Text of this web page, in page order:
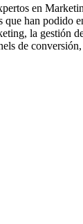
en
han podido
la gestión
de